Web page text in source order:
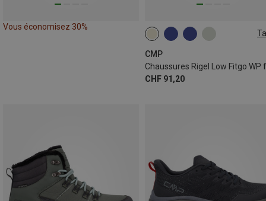
Vous économisez 30%
CMP
CHF 91,20